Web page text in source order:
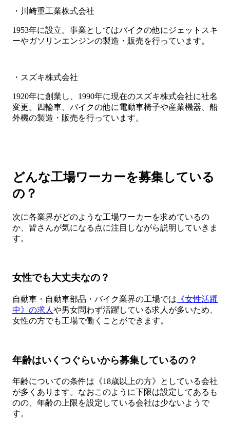
・川崎重工業株式会社
1953年に設立。事業としてはバイクの他にジェットスキ
ーやガソリンエンジンの製造・販売を行っています。
・スズキ株式会社
1920年に創業し、1990年に現在のスズキ株式会社に社名
変更。四輪車、バイクの他に電動車椅子や産業機器、船
外機の製造・販売を行っています。
どんな工場ワーカーを募集している
の？
次に各業界がどのような工場ワーカーを求めているの
か、皆さんが気になる点に注目しながら説明していきま
す。
女性でも大丈夫なの？
自動車・自動車部品・バイク業界の工場では 《女性活躍
中》の求人 や男女問わず活躍している求人が多いため、
女性の方でも工場で働くことができます。
年齢はいくつぐらいから募集しているの？
年齢についての条件は《18歳以上の方》としている会社
が多くあります。なおこのように下限は設定してあるも
のの、年齢の上限を設定している会社は少ないようで
す。